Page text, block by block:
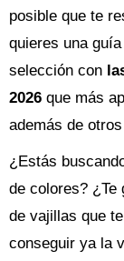
posible que te
quieres una
selección con
2026 que más
además de
¿Estás
de colores? ¿Te
de vajillas que
conseguir ya la